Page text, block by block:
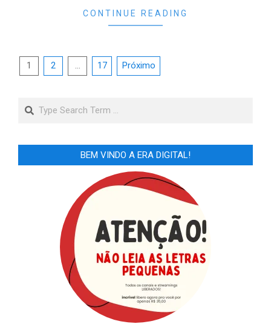
CONTINUE READING
Paginação
posts
1 2 … 17 Próximo
Search
BEM VINDO A ERA DIGITAL!